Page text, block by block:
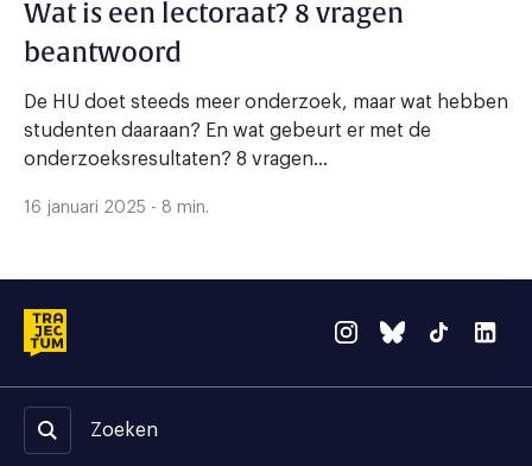
Wat is een lectoraat? 8 vragen
beantwoord
De HU doet steeds meer onderzoek, maar wat hebben
studenten daaraan? En wat gebeurt er met de
onderzoeksresultaten? 8 vragen...
16 januari 2025 - 8 min.
Zoeken